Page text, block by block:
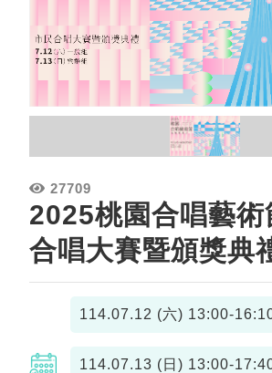
27709
2025桃園合唱藝術
合唱大賽暨頒獎典
114.07.12 (六) 13:00-
114.07.13 (日) 13:00-